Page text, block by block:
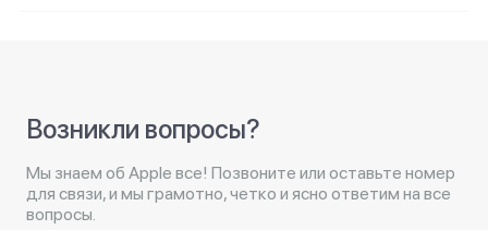
Возникли вопросы?
Мы знаем об Apple все! Позвоните или оставьте номер
для связи, и мы грамотно, четко и ясно ответим на все
вопросы.